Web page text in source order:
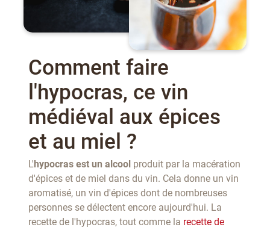
Comment faire
l'hypocras, ce vin
médiéval aux épices
et au miel ?
L'hypocras est un alcool produit par la macération
d'épices et de miel dans du vin. Cela donne un vin
aromatisé, un vin d'épices dont de nombreuses
personnes se délectent encore aujourd'hui. La
recette de l'hypocras, tout comme la recette de